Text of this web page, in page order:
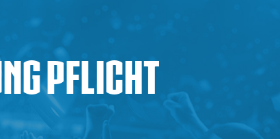
Pflicht